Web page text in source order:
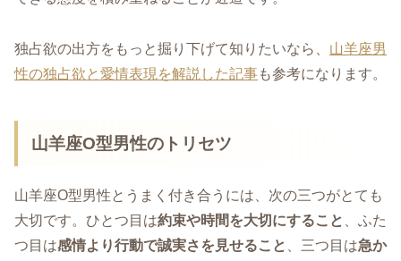
独占欲の出方をもっと掘り下げて知りたいなら、 山羊座男
性の独占欲と愛情表現を解説した記事も参考になります。
山羊座O型男性のトリセツ
山羊座O型男性とうまく付き合うには、次の三つがとても
大切です。ひとつ目は約束や時間を大切にすること
、ふた
つ目は感情より行動で誠実さを見せること 、三つ目は急か